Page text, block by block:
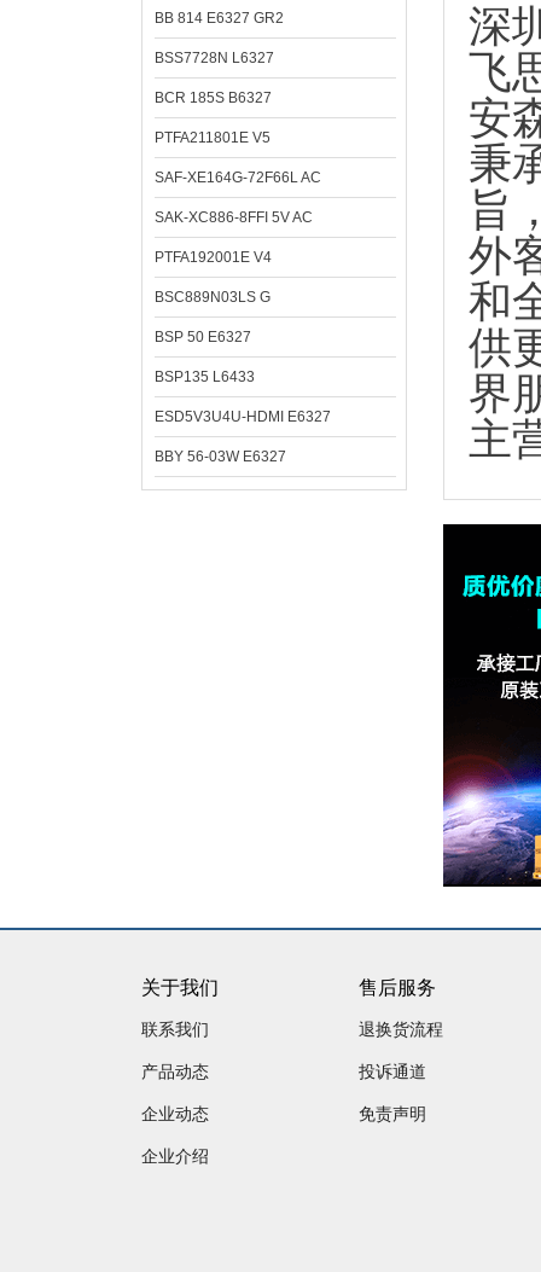
BB 814 E6327 GR2
BSS7728N L6327
BCR 185S B6327
PTFA211801E V5
SAF-XE164G-72F66L AC
SAK-XC886-8FFI 5V AC
PTFA192001E V4
BSC889N03LS G
BSP 50 E6327
BSP135 L6433
ESD5V3U4U-HDMI E6327
BBY 56-03W E6327
深
飞
安
秉
旨
外
和
供
界
主
关于我们
联系我们
产品动态
企业动态
企业介绍
售后服务
退换货流程
投诉通道
免责声明